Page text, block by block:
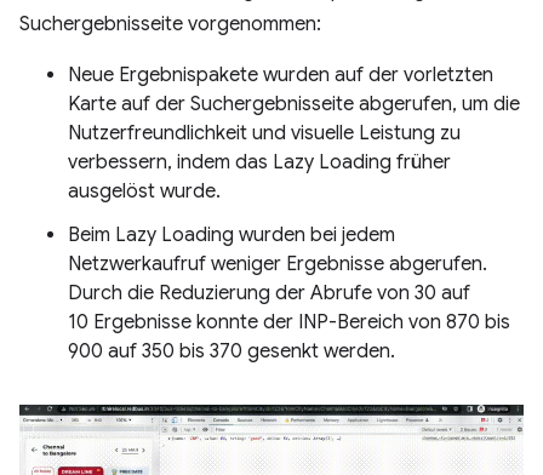
Suchergebnisseite vorgenommen:
Neue Ergebnispakete wurden auf der vorletzten
Karte auf der Suchergebnisseite abgerufen, um die
Nutzerfreundlichkeit und visuelle Leistung zu
verbessern, indem das Lazy Loading früher
ausgelöst wurde.
Beim Lazy Loading wurden bei jedem
Netzwerkaufruf weniger Ergebnisse abgerufen.
Durch die Reduzierung der Abrufe von 30 auf
10 Ergebnisse konnte der INP-Bereich von 870 bis
900 auf 350 bis 370 gesenkt werden.